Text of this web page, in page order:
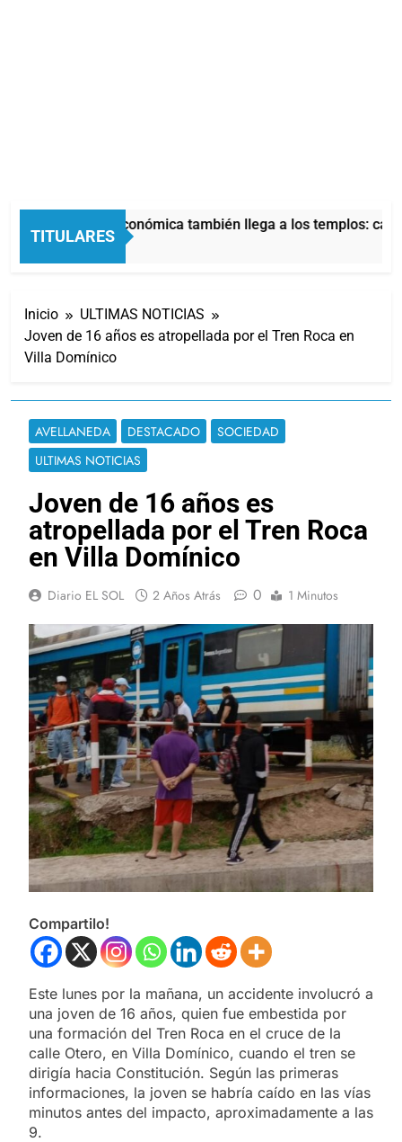
TITULARES
La crisis económica también llega a los templos:
6 Horas Atrás
Inicio
ULTIMAS NOTICIAS
Joven de 16 años es atropellada por el Tren Roca en
Villa Domínico
AVELLANEDA DESTACADO
SOCIEDAD
ULTIMAS NOTICIAS
Joven de 16 años es
atropellada por el Tren Roca
en Villa Domínico
Diario EL SOL 2 Años Atrás 0 1 Minutos
Compartilo!
Este lunes por la mañana, un accidente involucró a
una joven de 16 años, quien fue embestida por
una formación del Tren Roca en el cruce de la
calle Otero, en Villa Domínico, cuando el tren se
dirigía hacia Constitución. Según las primeras
informaciones, la joven se habría caído en las vías
minutos antes del impacto, aproximadamente a las
9.